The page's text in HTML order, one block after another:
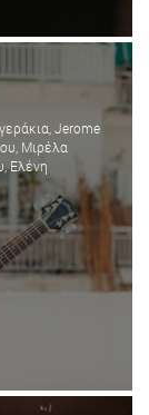
Jerome
Μιρέλα
Ελένη